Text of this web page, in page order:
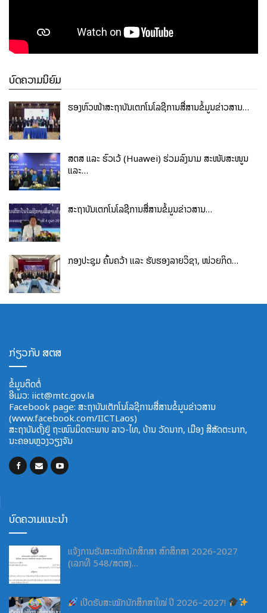
ບົດຄວາມນິຍົມ
ຮອງຫົວໜ້າສະຖາບັນເຕັກໂນໂລຊີການສື່ສານຂໍ້ມູນຂ່າວສານ…
ສຕສ ແລະ ຮົວເວ້ (Huawei) ຮ່ວມລົງນາມ ສະໜັບສະໜູນ
ແລະ…
ສະຖາບັນເຕັກໂນໂລຊີການສື່ສານຂໍ້ມູນຂ່າວສານ…
ກອງປະຊຸມ ຄົ້ນຄວ້າ ແລະ ຮັບຮອງລາຍວິຊາ, ໜ່ວຍກິດ…
ກ່ຽວກັບ ສຕສ
ຂໍ້ມູນຕິດຕໍ່
ອີ​ເມວ: iict@mtc.gov.la
Facebook page: ສະຖາບັນເຕັກໂນໂລຊີການສື່ສານຂໍ້ມູນຂ່າວສານ
(www.facebook.com/IICTLaos)
ສະ​ຖາ​ບັນ​ຕັ້ງຢູ່ ຖະໜົນມິດຕະພາບ​ ລາວ​-ໄທ, ບ້ານ ວັດ​ນາກ, ​ເມືອງ ສີ​ສັດຕະ​ນາກ,
ນະຄອນຫຼວງວຽງຈັນ
ບົດຄວາມແນະນຳ
ແຈ້ງການຮັບສະໝັກນັກສຶກສາ ສົກສຶກສາ 2026-2027
(ເລກທີ 548/ສຕສ)…
ເປີດຮັບສະໝັກນັກສຶກສາໃໝ່ ປີ 2026–2027!